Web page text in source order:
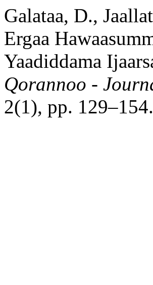
Galataa, D.,
Ergaa
Yaadiddama
Qorannoo -
2(1), pp.